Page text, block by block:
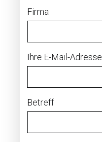
Firma
Ihre E-Mail-Adresse
Betreff